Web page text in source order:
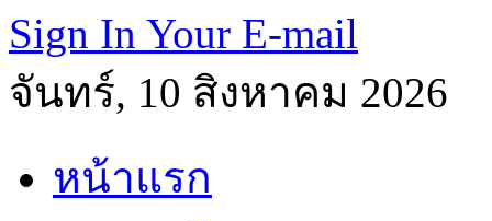
Sign In Your E-mail
จันทร์, 10 สิงหาคม 2026
หน้าแรก